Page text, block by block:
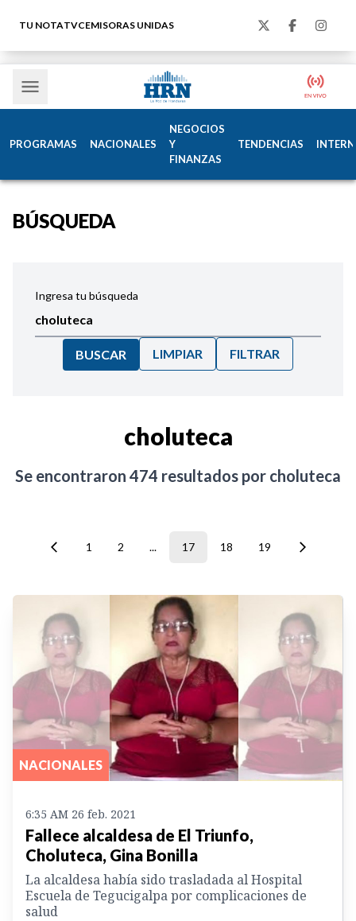
TU NOTATVCEMISORAS UNIDAS
PROGRAMAS NACIONALES
NEGOCIOS
Y
FINANZAS
TENDENCIAS
BÚSQUEDA
Ingresa tu búsqueda
BUSCAR LIMPIAR FILTRAR
choluteca
Se encontraron 474 resultados por choluteca
1 2 ... 17 18 19
NACIONALES
6:35 AM 26 feb. 2021
Fallece alcaldesa de El Triunfo,
Choluteca, Gina Bonilla
La alcaldesa había sido trasladada al Hospital
Escuela de Tegucigalpa por complicaciones de
salud